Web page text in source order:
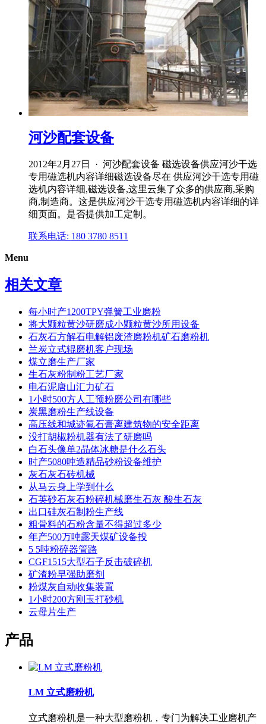
河沙配套设备
2012年2月27日 · 河沙配套设备 磁选设备供应河沙干选
专用磁选机内容详细磁选设备尽在 供应河沙干选专用磁
选机内容详细,磁选设备,这里云集了众多的供应商,采购
商,制造商。这是供应河沙干选专用磁选机内容详细的详
细页面。是否提供加工定制。
联系电话: 180 3780 8511
Menu
相关文章
每小时产1200TPY弹簧工业磨粉
将大颗粒黄沙研磨成小颗粒黄沙所用设备
石灰石方解石电解铝废渣磨粉机矿石磨粉机
兰炭立式辊磨机客户现场
煤立磨生产厂家
生石灰粉制粉工艺厂家
电石泥唐山汇力矿石
1小时500方人工预粉磨公司有哪些
炭黑磨粉生产线设备
高压线和城迹氟石膏离建筑物的安全距离
没打胡椒粉机器有法了研磨吗
白石头像单2晶体冰糖是什么石头
时产5080吨造精品砂粉设备维护
灰石灰石砖机械
从马云身上学到什么
石英砂石灰石粉碎机械磨生石灰 酸生石灰
出口硅灰石制粉生产线
粗骨料的石粉含量不得超过多少
年产500万吨露天煤矿设备投
5 5吨粉碎器管路
CGF1515大型石子反击破碎机
矿渣粉早强助磨剂
粉煤灰自动收集装置
1小时200方刚玉打砂机
云母片生产
产品
LM 立式磨粉机
立式磨粉机是一种大型磨粉机，专门为解决工业磨机产